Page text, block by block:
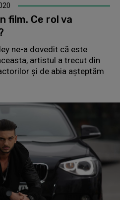
film. Ce rol va
ne-a dovedit că este
artistul a trecut din
și de abia așteptăm